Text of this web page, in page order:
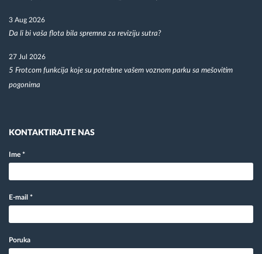
3 Aug 2026
Da li bi vaša flota bila spremna za reviziju sutra?
27 Jul 2026
5 Frotcom funkcija koje su potrebne vašem voznom parku sa mešovitim
pogonima
KONTAKTIRAJTE NAS
Ime *
E-mail *
Poruka